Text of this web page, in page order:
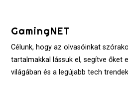
contentGamingNET
Célunk, hogy az olvasóinkat
tartalmakkal lássuk el, segítve őket
világában és a legújabb tech